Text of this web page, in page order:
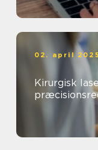
02. april 2025
Kirurgisk